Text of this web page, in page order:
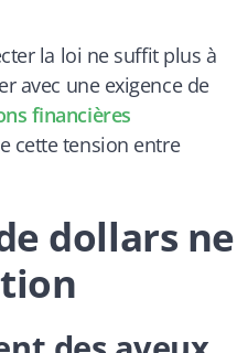
la loi ne suffit plus à
avec une exigence de
financières
cette tension entre
dollars ne